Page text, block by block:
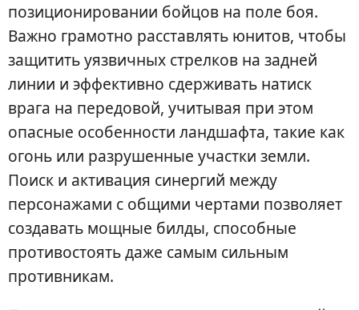
позиционировании бойцов на поле боя.
Важно грамотно расставлять юнитов, чтобы
защитить уязвичных стрелков на задней
линии и эффективно сдерживать натиск
врага на передовой, учитывая при этом
опасные особенности ландшафта, такие как
огонь или разрушенные участки земли.
Поиск и активация синергий между
персонажами с общими чертами позволяет
создавать мощные билды, способные
противостоять даже самым сильным
противникам.